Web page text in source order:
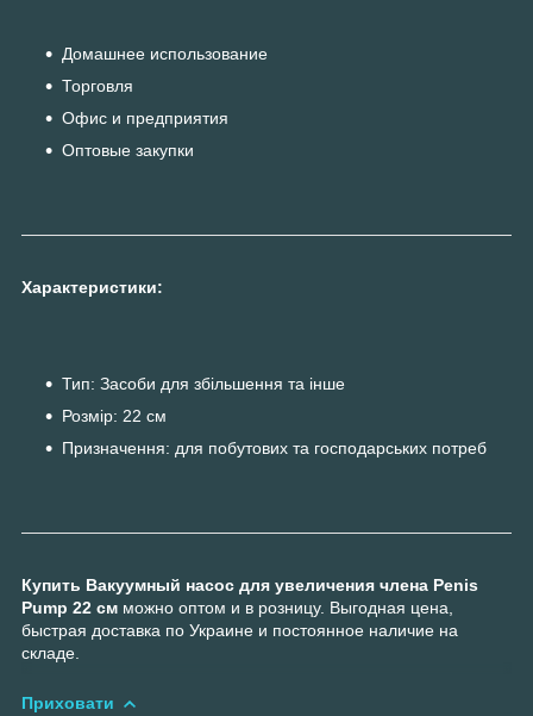
Домашнее использование
Торговля
Офис и предприятия
Оптовые закупки
Характеристики:
Тип: Засоби для збільшення та інше
Розмір: 22 см
Призначення: для побутових та господарських потреб
Купить Вакуумный насос для увеличения члена Penis
Pump 22 см можно оптом и в розницу. Выгодная цена,
быстрая доставка по Украине и постоянное наличие на
складе.
Приховати